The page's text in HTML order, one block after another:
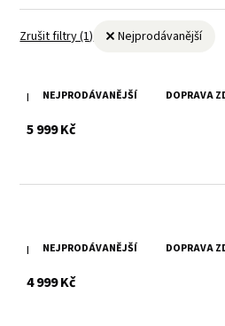
Zrušit filtry (1) Nejprodávanější
NEJPRODÁVANĚJŠÍ DOPRAVA
Pánská kožená bunda MMjorx
5 999 Kčs DPH
NEJPRODÁVANĚJŠÍ DOPRAVA
Kožená dámská černá bunda
4 999 Kčs DPH